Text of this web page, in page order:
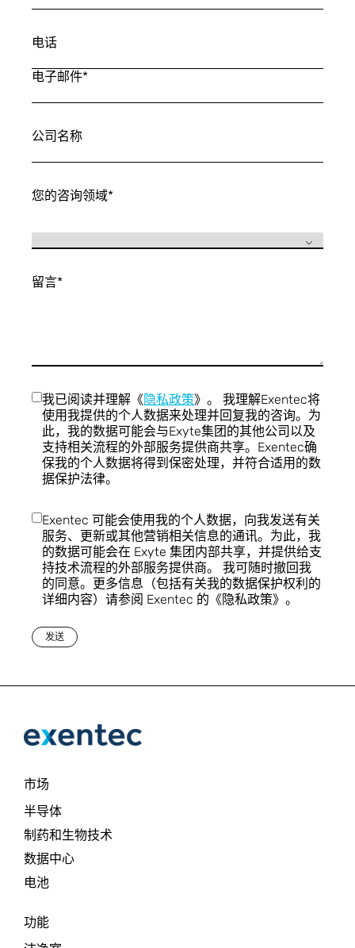
电话
电子邮件*
公司名称
您的咨询领域*
留言*
我已阅读并理解《隐私政策》。 我理解Exentec将
使用我提供的个人数据来处理并回复我的咨询。为
此，我的数据可能会与Exyte集团的其他公司以及
支持相关流程的外部服务提供商共享。Exentec确
保我的个人数据将得到保密处理，并符合适用的数
据保护法律。
Exentec 可能会使用我的个人数据，向我发送有关
服务、更新或其他营销相关信息的通讯。为此，我
的数据可能会在 Exyte 集团内部共享，并提供给支
持技术流程的外部服务提供商。 我可随时撤回我
的同意。更多信息（包括有关我的数据保护权利的
详细内容）请参阅 Exentec 的《隐私政策》。
发送
市场
半导体
制药和生物技术
数据中心
电池
功能